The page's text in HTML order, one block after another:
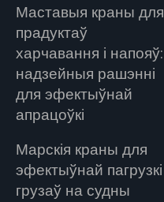
Маставыя краны для
прадуктаў
харчавання і напояў:
надзейныя рашэнні
для эфектыўнай
апрацоўкі
Марскія краны для
эфектыўнай пагрузкі
грузаў на судны